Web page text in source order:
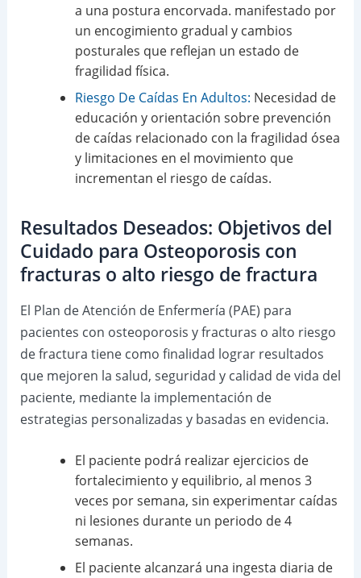
a una postura encorvada. manifestado por
un encogimiento gradual y cambios
posturales que reflejan un estado de
fragilidad física.
Riesgo De Caídas En Adultos: Necesidad de
educación y orientación sobre prevención
de caídas relacionado con la fragilidad ósea
y limitaciones en el movimiento que
incrementan el riesgo de caídas.
Resultados Deseados: Objetivos del
Cuidado para Osteoporosis con
fracturas o alto riesgo de fractura
El Plan de Atención de Enfermería (PAE) para
pacientes con osteoporosis y fracturas o alto riesgo
de fractura tiene como finalidad lograr resultados
que mejoren la salud, seguridad y calidad de vida del
paciente, mediante la implementación de
estrategias personalizadas y basadas en evidencia.
El paciente podrá realizar ejercicios de
fortalecimiento y equilibrio, al menos 3
veces por semana, sin experimentar caídas
ni lesiones durante un periodo de 4
semanas.
El paciente alcanzará una ingesta diaria de